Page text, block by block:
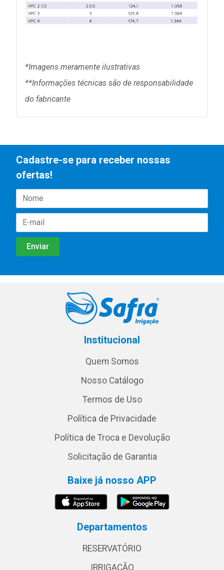
*Imagens meramente ilustrativas
**Informações técnicas são de responsabilidade
do fabricante
Cadastre-se para receber nossas
ofertas!
Institucional
Quem Somos
Nosso Catálogo
Termos de Uso
Política de Privacidade
Política de Troca e Devolução
Solicitação de Garantia
Baixe já nosso APP
Departamentos
RESERVATÓRIO
IRRIGAÇÃO